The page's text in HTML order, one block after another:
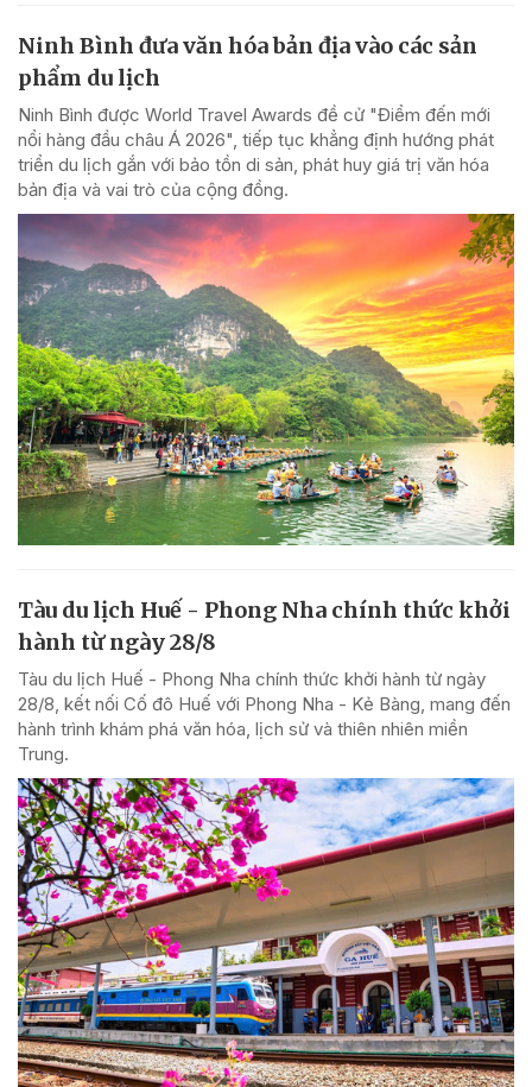
Ninh Bình đưa văn hóa bản địa vào các sản
phẩm du lịch
Ninh Bình được World Travel Awards đề cử "Điểm đến mới
nổi hàng đầu châu Á 2026", tiếp tục khẳng định hướng phát
triển du lịch gắn với bảo tồn di sản, phát huy giá trị văn hóa
bản địa và vai trò của cộng đồng.
Tàu du lịch Huế - Phong Nha chính thức khởi
hành từ ngày 28/8
Tàu du lịch Huế - Phong Nha chính thức khởi hành từ ngày
28/8, kết nối Cố đô Huế với Phong Nha - Kẻ Bàng, mang đến
hành trình khám phá văn hóa, lịch sử và thiên nhiên miền
Trung.